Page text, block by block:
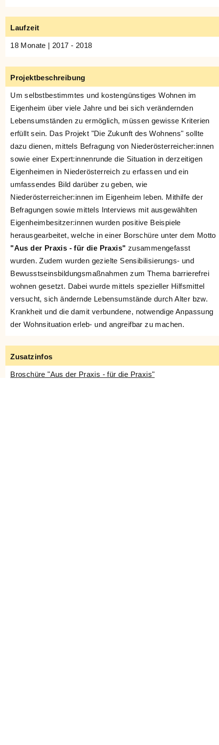
Laufzeit
18 Monate | 2017 - 2018
Projektbeschreibung
Um selbstbestimmtes und kostengünstiges Wohnen im
Eigenheim über viele Jahre und bei sich verändernden
Lebensumständen zu ermöglich, müssen gewisse Kriterien
erfüllt sein. Das Projekt "Die Zukunft des Wohnens" sollte
dazu dienen, mittels Befragung von Niederösterreicher:innen
sowie einer Expert:innenrunde die Situation in derzeitigen
Eigenheimen in Niederösterreich zu erfassen und ein
umfassendes Bild darüber zu geben, wie
Niederösterreicher:innen im Eigenheim leben. Mithilfe der
Befragungen sowie mittels Interviews mit ausgewählten
Eigenheimbesitzer:innen wurden positive Beispiele
herausgearbeitet, welche in einer Borschüre unter dem Motto
"Aus der Praxis - für die Praxis" zusammengefasst
wurden. Zudem wurden gezielte Sensibilisierungs- und
Bewusstseinsbildungsmaßnahmen zum Thema barrierefrei
wohnen gesetzt. Dabei wurde mittels spezieller Hilfsmittel
versucht, sich ändernde Lebensumstände durch Alter bzw.
Krankheit und die damit verbundene, notwendige Anpassung
der Wohnsituation erleb- und angreifbar zu machen.
Zusatzinfos
Broschüre "Aus der Praxis - für die Praxis"